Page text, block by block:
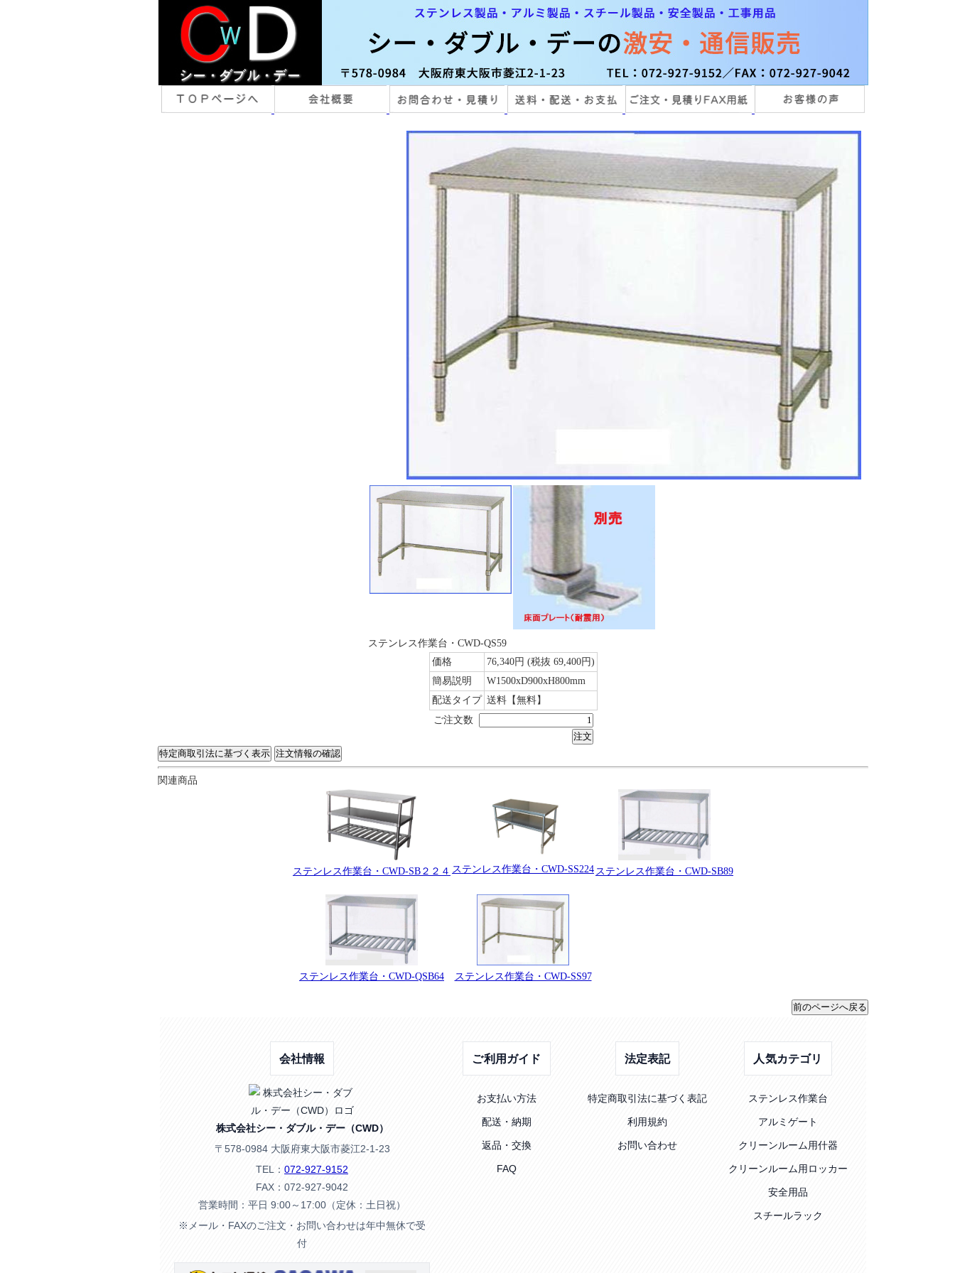
ステンレス作業台・CWD-QS59
価格
76,340円 (税抜 69,400円)
簡易説明
W1500xD900xH800mm
配送タイプ 送料【無料】
ご注文数
関連商品
ステンレス作業台・CWD-SB２２４ ステンレス作業台・CWD-SS224 ステンレス作業台・CWD-SB89
ステンレス作業台・CWD-QSB64 ステンレス作業台・CWD-SS97
会社情報
株式会社シー・ダブル・デー（CWD）
〒578-0984 大阪府東大阪市菱江2-1-23
TEL： 072-927-9152
FAX：072-927-9042
営業時間：平日 9:00～17:00（定休：土日祝）
※メール・FAXのご注文・お問い合わせは年中無休で受
付
ご利用ガイド
お支払い方法
配送・納期
返品・交換
FAQ
法定表記
特定商取引法に基づく表記
利用規約
お問い合わせ
人気カテゴリ
ステンレス作業台
アルミゲート
クリーンルーム用什器
クリーンルーム用ロッカー
安全用品
スチールラック